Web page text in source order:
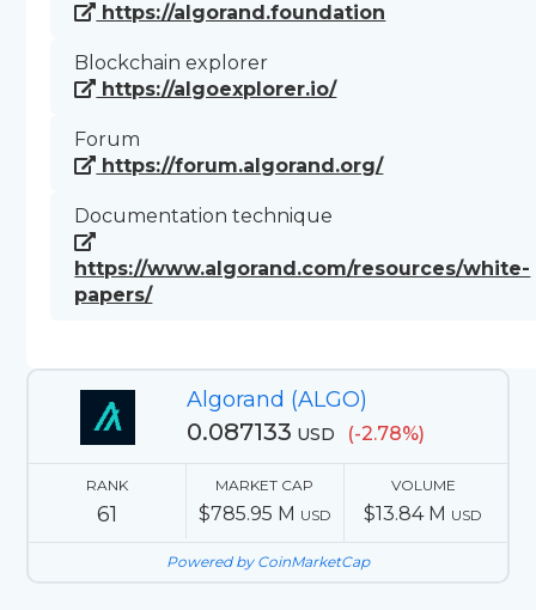
https://algorand.foundation
Blockchain explorer
https://algoexplorer.io/
Forum
https://forum.algorand.org/
Documentation technique
https://www.algorand.com/resources/white-
papers/
Algorand (ALGO)
0.087133 USD (-2.78%)
RANK
61
MARKET CAP
$785.95 M USD
VOLUME
$13.84 M USD
Powered by CoinMarketCap